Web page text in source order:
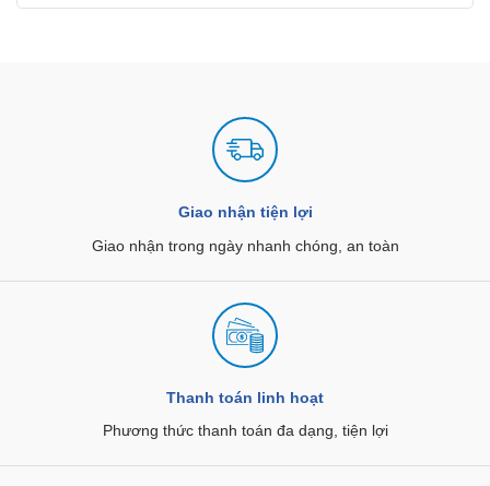
Giao nhận tiện lợi
Giao nhận trong ngày nhanh chóng, an toàn
Thanh toán linh hoạt
Phương thức thanh toán đa dạng, tiện lợi